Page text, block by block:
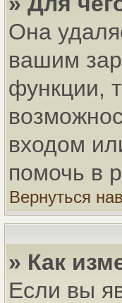
Она
вашим
функции,
входом
помочь в
Вернуться
» Как
Если вы